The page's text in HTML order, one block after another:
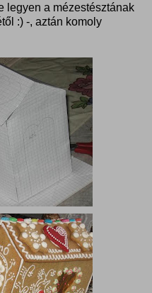
legyen a mézestésztának
:) -, aztán komoly